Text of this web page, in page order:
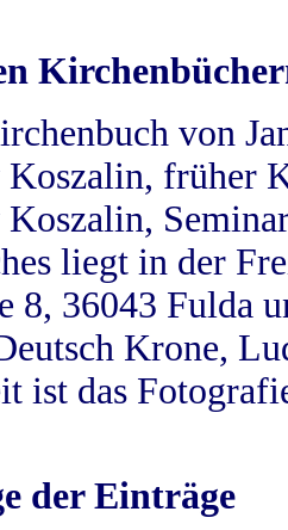
von
Koszalin, früher
liegt in der
8, 36043 Fulda
Krone,
ist das
der Einträge